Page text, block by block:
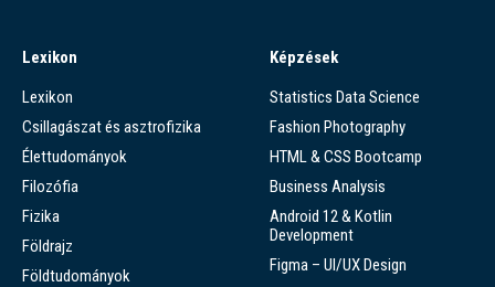
Lexikon
Lexikon
Csillagászat és asztrofizika
Élettudományok
Filozófia
Fizika
Földrajz
Földtudományok
Képzések
Statistics Data Science
Fashion Photography
HTML & CSS Bootcamp
Business Analysis
Android 12 & Kotlin
Development
Figma – UI/UX Design